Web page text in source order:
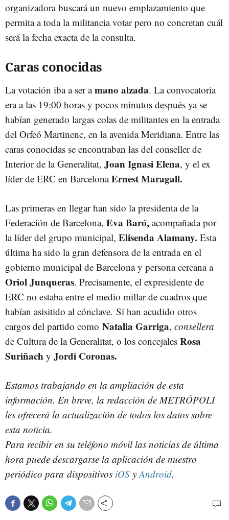
organizadora buscará un nuevo emplazamiento que
permita a toda la militancia votar pero no concretan cuál
será la fecha exacta de la consulta.
Caras conocidas
La votación iba a ser amano alzada. La convocatoria
era a las 19:00 horas y pocos minutos después ya se
habían generado largas colas de militantes en la entrada
del Orfeó Martinenc, en la avenida Meridiana. Entre las
caras conocidas se encontraban las del conseller de
Interior de la Generalitat, Joan Ignasi Elena, y el ex
líder de ERC en BarcelonaErnest Maragall.
Las primeras en llegar han sido la presidenta de la
Federación de Barcelona, Eva Baró, acompañada por
la líder del grupo municipal, Elisenda Alamany. Esta
última ha sido la gran defensora de la entrada en el
gobierno municipal de Barcelona y persona cercana a
Oriol Junqueras. Precisamente, el expresidente de
ERC no estaba entre el medio millar de cuadros que
habían asisitido al cónclave. Sí han acudido otros
cargos del partido como Natalia Garriga, consellera
de Cultura de la Generalitat, o los concejales Rosa
Suriñach y Jordi Coronas.
Estamos trabajando en la ampliación de esta
información. En breve, la redacción de METRÓPOLI
les ofrecerá la actualización de todos los datos sobre
esta noticia.
Para recibir en su teléfono móvil las noticias de última
hora puede descargarse la aplicación de nuestro
periódico para dispositivos iOS y Android.